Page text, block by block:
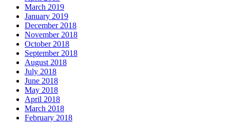
March 2019
January 2019
December 2018
November 2018
October 2018
September 2018
August 2018
July 2018
June 2018
May 2018
April 2018
March 2018
February 2018